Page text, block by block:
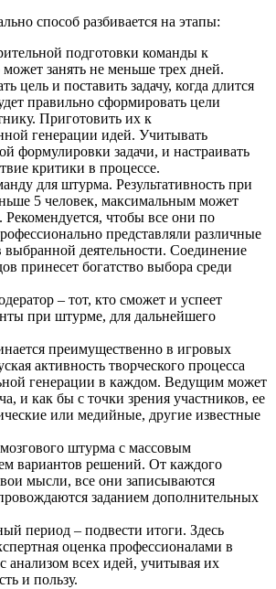
способ разбивается на этапы:
подготовки команды к
занять не меньше трех дней.
цель и поставить задачу, когда длится
правильно сформировать цели
Приготовить их к
генерации идей. Учитывать
формулировки задачи, и настраивать
критики в процессе.
для штурма. Результативность при
5 человек, максимальным может
Рекомендуется, чтобы все они по
представляли различные
выбранной деятельности. Соединение
принесет богатство выбора среди
– тот, кто сможет и успеет
при штурме, для дальнейшего
преимущественно в игровых
активность творческого процесса
генерации в каждом. Ведущим может
и как бы с точки зрения участников, ее
или медийные, другие известные
штурма с массовым
вариантов решений. От каждого
мысли, все они записываются
заданием дополнительных
период – подвести итоги. Здесь
оценка профессионалами в
анализом всех идей, учитывая их
и пользу.